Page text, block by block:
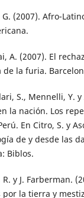
(2007). Afro-
A. (2007). El
la furia.
S., Mennelli, Y.
la nación. Los
En Citro, S. y
de y desde las
Biblos.
R. y J. Farberman.
la tierra y